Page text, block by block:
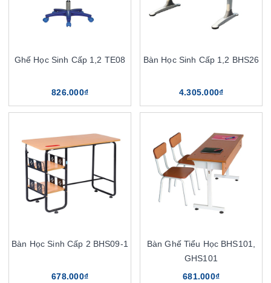
Ghế Học Sinh Cấp 1,2 TE08
826.000₫
Bàn Học Sinh Cấp 1,2 BHS26
4.305.000₫
Bàn Học Sinh Cấp 2 BHS09-1
678.000₫
Bàn Ghế Tiểu Học BHS101,
GHS101
681.000₫